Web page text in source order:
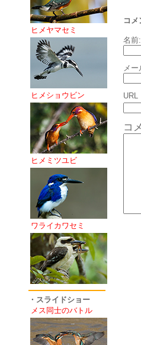
ヒメヤマセミ
ヒメショウビン
ヒメミツユビ
ワライカワセミ
・スライドショー
メス同士のバトル
コ
名前:
メ
URL
コ